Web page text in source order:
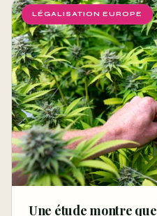
LÉGALISATION EUROPE
Une étude montre